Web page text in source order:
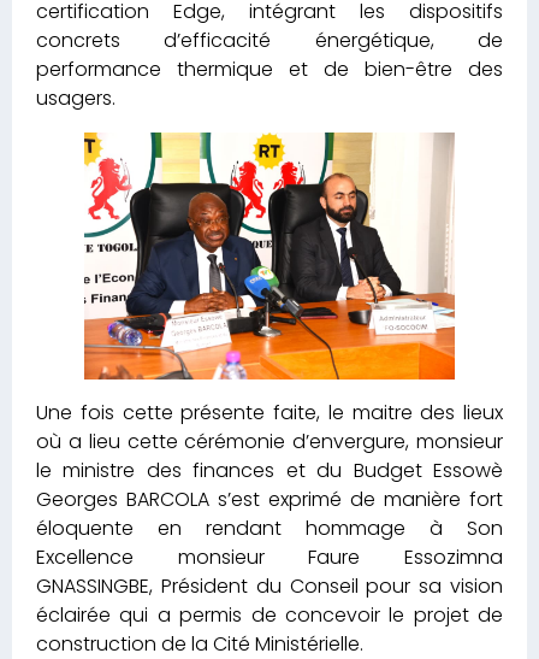
certification Edge, intégrant les dispositifs
concrets d’efficacité énergétique, de
performance thermique et de bien-être des
usagers.
Une fois cette présente faite, le maitre des lieux
où a lieu cette cérémonie d’envergure, monsieur
le ministre des finances et du Budget Essowè
Georges BARCOLA s’est exprimé de manière fort
éloquente en rendant hommage à Son
Excellence monsieur Faure Essozimna
GNASSINGBE, Président du Conseil pour sa vision
éclairée qui a permis de concevoir le projet de
construction de la Cité Ministérielle.